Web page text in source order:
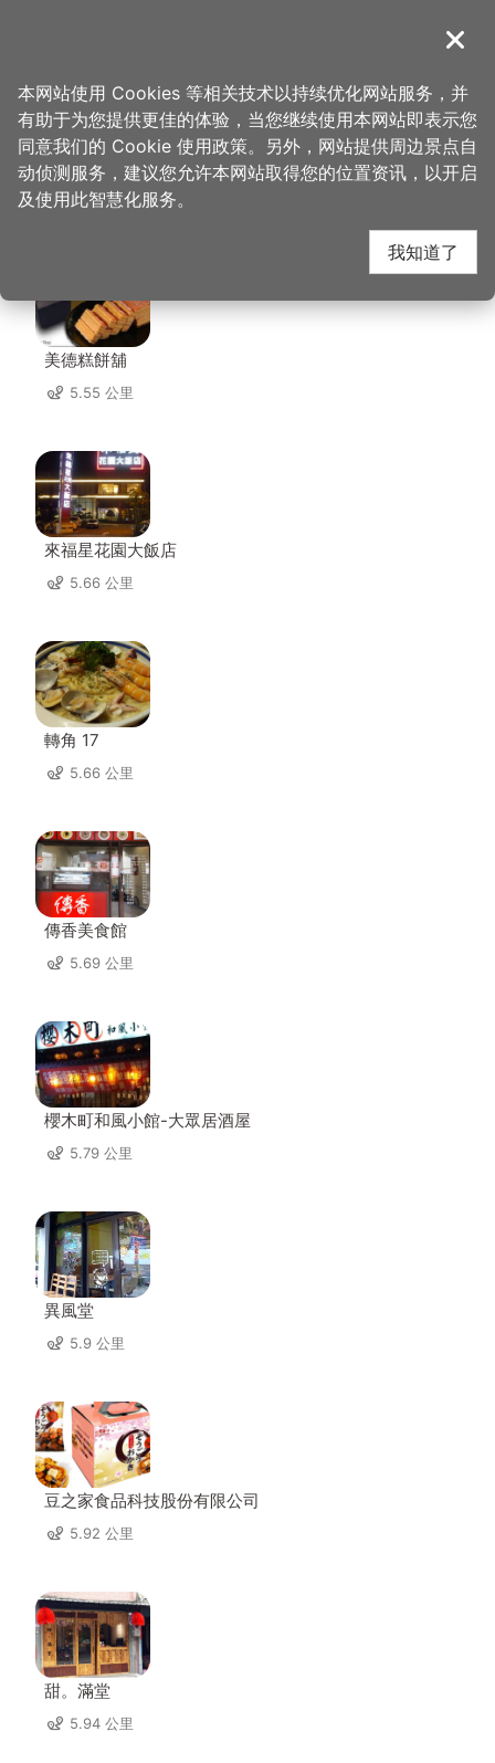
導覽
首页 > 想去的地方 > 住宿 > 爱多顶级会馆
爱多顶级会馆 周边店家
美德糕餅舖
5.55 公里
來福星花園大飯店
5.66 公里
轉角 17
5.66 公里
傳香美食館
5.69 公里
櫻木町和風小館-大眾居酒屋
5.79 公里
異風堂
5.9 公里
豆之家食品科技股份有限公司
5.92 公里
甜。滿堂
5.94 公里
关闭
本网站使用 Cookies 等相关技术以持续优化网站服务，并
有助于为您提供更佳的体验，当您继续使用本网站即表示您
同意我们的 Cookie 使用政策。另外，网站提供周边景点自
动侦测服务，建议您允许本网站取得您的位置资讯，以开启
及使用此智慧化服务。
我知道了